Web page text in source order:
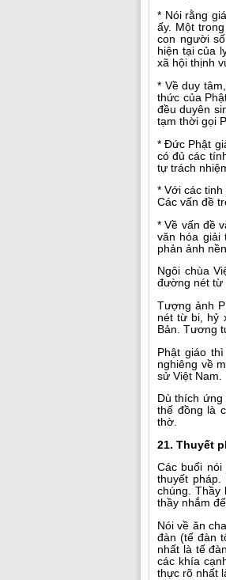
* Nói rằng
ấy. Một
con người
hiện tại của
xã hội thịnh
* Về duy
thức của
đều duyên
tạm thời gọi
* Ðức Phật
có đủ các
tự trách
* Với các
Các vấn đề
* Về vấn đề
văn hóa giải
phản ảnh
Ngôi chùa
đường nét từ
Tượng ảnh
nét từ bi, hỷ
Bản. Tương
Phật giáo
nghiêng về
sử Việt Nam.
Dù thích
thế đồng là
thờ.
21. Thuyết
Các buổi
thuyết
chúng. Thầy
thầy nhắm
Nói về ăn
đàn (tế đàn
nhất là tế
các khía
thực rõ nhất